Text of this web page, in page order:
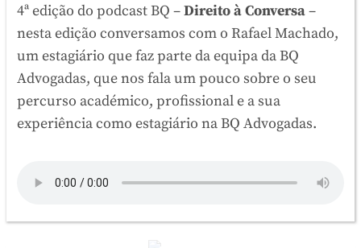
4ª edição do podcast BQ –Direito à Conversa–
nesta edição conversamos com o Rafael Machado,
um estagiário que faz parte da equipa da BQ
Advogadas, que nos fala um pouco sobre o seu
percurso académico, profissional e a sua
experiência como estagiário na BQ Advogadas.